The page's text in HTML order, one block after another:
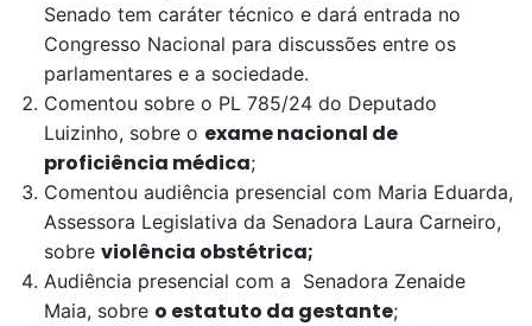
Senado tem caráter técnico e dará entrada no
Congresso Nacional para discussões entre os
parlamentares e a sociedade.
Comentou sobre o PL 785/24 do Deputado
Luizinho, sobre o exame nacional de
proficiência médica;
Comentou audiência presencial com Maria Eduarda,
Assessora Legislativa da Senadora Laura Carneiro,
sobreviolência obstétrica;
Audiência presencial com a Senadora Zenaide
Maia, sobre o estatuto da gestante;